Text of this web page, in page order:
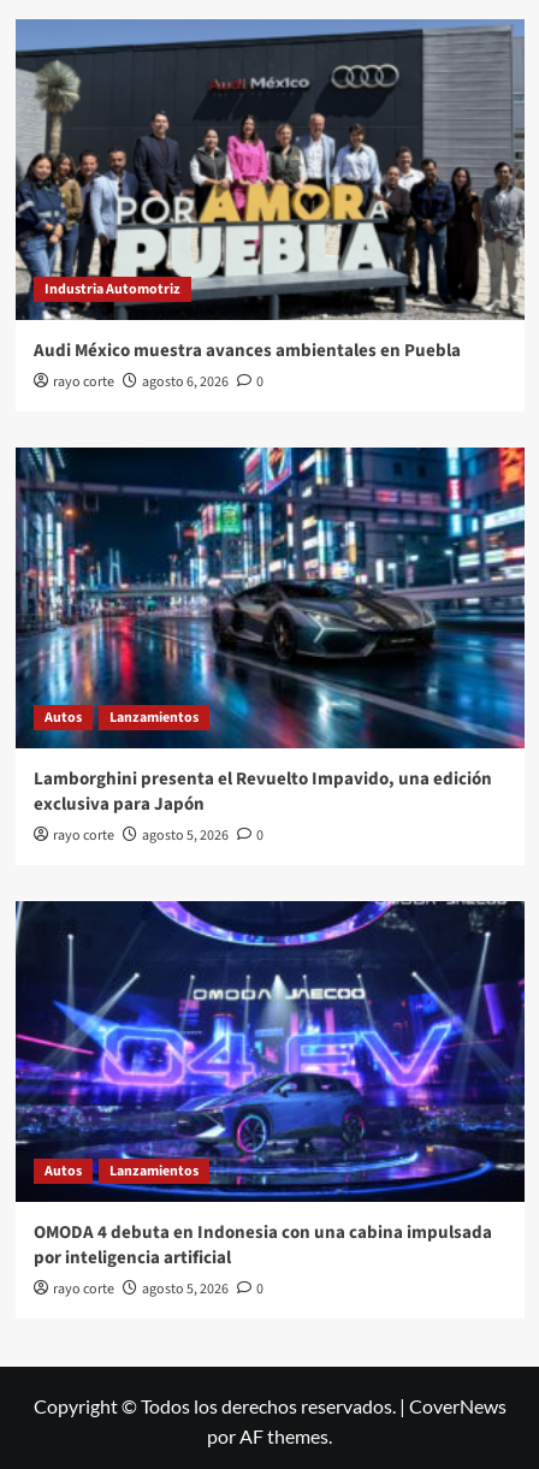
Industria Automotriz
Audi México muestra avances ambientales en Puebla
rayo corte agosto 6, 2026 0
Autos Lanzamientos
Lamborghini presenta el Revuelto Impavido, una edición
exclusiva para Japón
rayo corte agosto 5, 2026 0
Autos Lanzamientos
OMODA 4 debuta en Indonesia con una cabina impulsada
por inteligencia artificial
rayo corte agosto 5, 2026 0
Copyright © Todos los derechos reservados. | CoverNews
por AF themes.